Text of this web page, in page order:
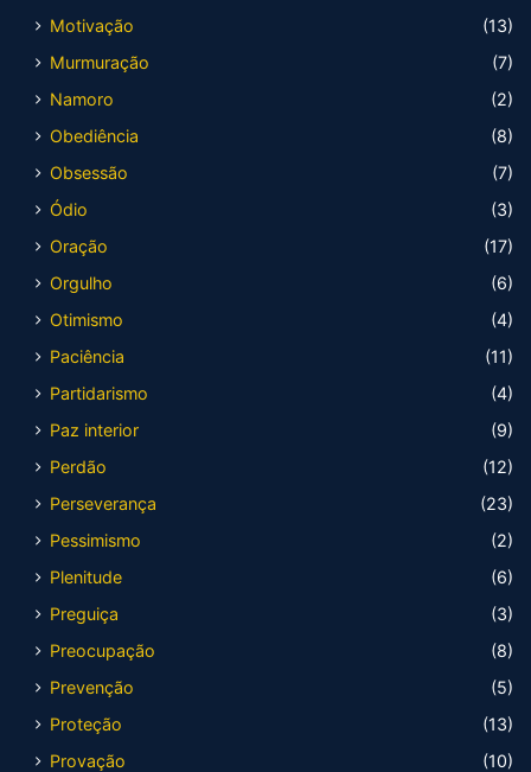
Motivação
(13)
Murmuração
(7)
Namoro
(2)
Obediência
(8)
Obsessão
(7)
Ódio
(3)
Oração
(17)
Orgulho
(6)
Otimismo
(4)
Paciência
(11)
Partidarismo
(4)
Paz interior
(9)
Perdão
(12)
Perseverança
(23)
Pessimismo
(2)
Plenitude
(6)
Preguiça
(3)
Preocupação
(8)
Prevenção
(5)
Proteção
(13)
Provação
(10)